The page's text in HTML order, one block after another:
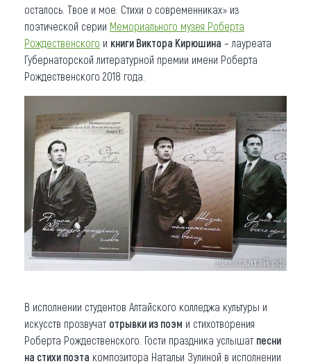
осталось. Твое и мое. Стихи о современниках» из
поэтической серии Мемориального музея Роберта
Рождественского и книги Виктора Кирюшина – лауреата
Губернаторской литературной премии имени Роберта
Рождественского 2018 года.
В исполнении студентов Алтайского колледжа культуры и
искусств прозвучат отрывки из поэм и стихотворения
Роберта Рождественского. Гости праздника услышат песни
на стихи поэта композитора Натальи Зулиной в исполнении